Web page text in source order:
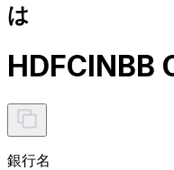
は
HDFCINBB
銀行名